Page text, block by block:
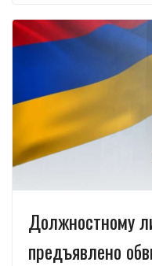
o
o
k
a
m
A
p
p
Должностному
предъявлено